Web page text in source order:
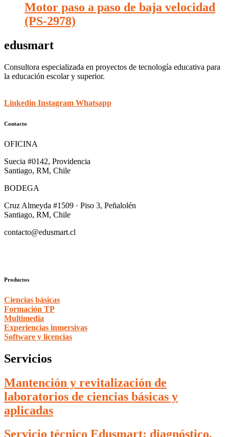
Motor paso a paso de baja velocidad
(PS-2978)
edusmart
Consultora especializada en proyectos de tecnología educativa para
la educación escolar y superior.
Linkedin Instagram Whatsapp
Contacto
OFICINA
Suecia #0142, Providencia
Santiago, RM, Chile
BODEGA
Cruz Almeyda #1509 · Piso 3, Peñalolén
Santiago, RM, Chile
contacto@edusmart.cl
Productos
Ciencias básicas
Formación TP
Multimedia
Experiencias inmersivas
Software y licencias
Servicios
Mantención y revitalización de
laboratorios de ciencias básicas y
aplicadas
Servicio técnico Edusmart: diagnóstico,